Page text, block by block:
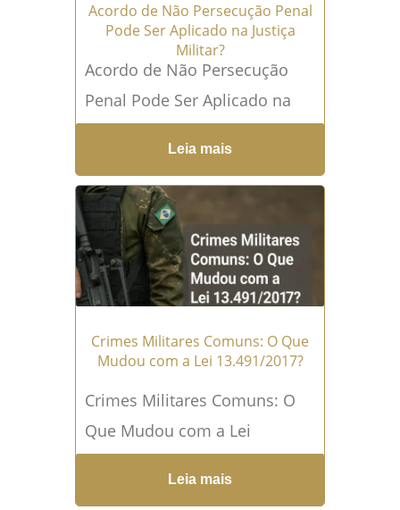
Acordo de Não Persecução Penal
Pode Ser Aplicado na Justiça
Militar?
Acordo de Não Persecução
Penal Pode Ser Aplicado na
Justiça Militar? O Acordo de
Não Persecução Penal (ANPP)
surge como ferramenta de...
Leia mais →
Leia mais
Crimes Militares Comuns: O Que
Mudou com a Lei 13.491/2017?
Crimes Militares Comuns: O
Que Mudou com a Lei
13.491/2017? Crimes Militares
Comuns estão no centro de
Leia mais